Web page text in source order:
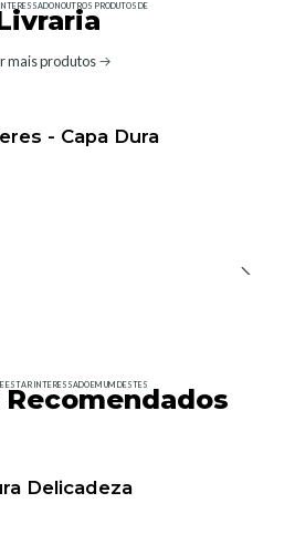
NOUTROS PRODUTOS DE
mais produtos
- Capa Dura
ESTAR INTERESSADO EM UM DESTES
Delicadeza